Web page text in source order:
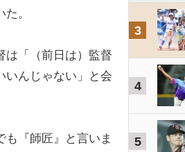
。
「（前日は）監督
んじゃない」と会
『師匠』と言いま
3
4
5